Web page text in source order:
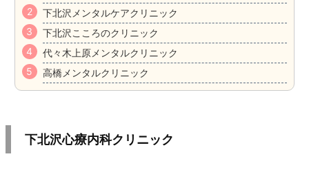
下北沢メンタルケアクリニック
下北沢こころのクリニック
代々木上原メンタルクリニック
高橋メンタルクリニック
下北沢心療内科クリニック